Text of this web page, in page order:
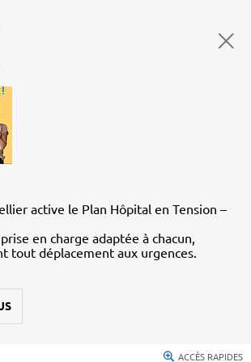
active le Plan Hôpital en Tension –
en charge adaptée à chacun,
tout déplacement aux urgences.
ACCÈS RAPIDES